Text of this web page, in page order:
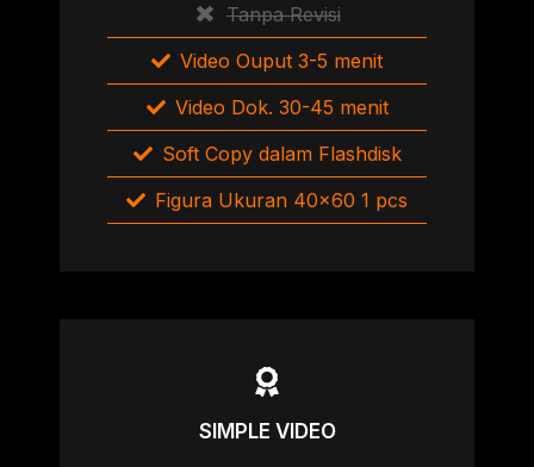
Tanpa Revisi
Video Ouput 3-5 menit
Video Dok. 30-45 menit
Soft Copy dalam Flashdisk
Figura Ukuran 40×60 1 pcs
SIMPLE VIDEO